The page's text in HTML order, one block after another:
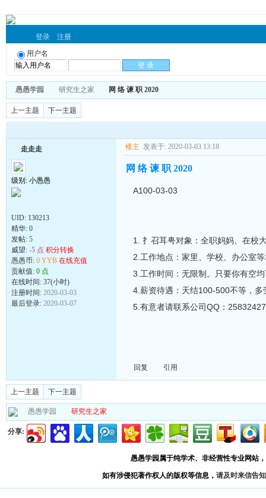
登录 注册
用户名
愚愚学园 研究生之家 网 络 谏 职 2020
上一主题 下一主题
走走走
级别: 小愚愚
UID: 130213
精华: 0
发帖: 5
威望: -5 点 积分转换
愚愚币: 0 YYB 在线充值
贡献值: 0 点
在线时间: 37(小时)
注册时间: 2020-03-03
最后登录: 2020-03-07
楼主 发表于: 2020-03-03 13:18
网 络 谏 职 2020
A100-03-03
1. 扌召耳甹对象：全职妈妈、在校
2.工作地点：家里、学校、办公室
3.工作时间：无限制。只要你有空
4.薪资待遇：天结100-500不等，多
5.有意者请联系公司QQ：
回复 引用
上一主题 下一主题
愚愚学园 研究生之家
分享:
愚愚学园属于纯学术、非经营性专业网站
如有涉侵犯著作权人的版权等信息， 请及时来信告知